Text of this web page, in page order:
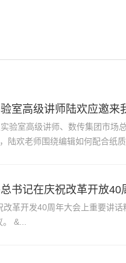
室高级讲师陆欢应邀来
室高级讲师、数传集团市场
陆欢老师围绕编辑如何配合纸质
革开发40周年大会上重要讲
鸣主持会议，我社全体党员、部门主任和业务骨干参加会议。 &...